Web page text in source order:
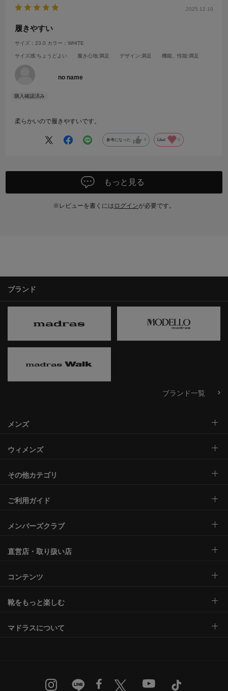
2025.12.10
履きやすい
サイズ：23.0 カラー：WHITE
サイズ感:ちょうどよい 履き心地:満足 デザイン:満足 機能、性能:満足
no name
柔らかいので履きやすいです。
参考になった 0 Like! 0
もっと見る
※レビューを書くには ログインが必要です。
ブランド
ブランド一覧
メンズ
ウィメンズ
その他カテゴリ
ご利用ガイド
メンバーズクラブ
直営店・取り扱い店
コンテンツ
靴をもっと楽しむ
マドラスについて